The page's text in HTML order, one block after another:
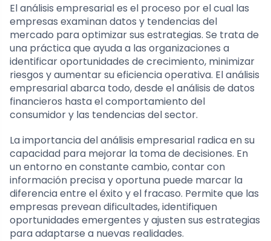
El análisis empresarial es el proceso por el cual las
empresas examinan datos y tendencias del
mercado para optimizar sus estrategias. Se trata de
una práctica que ayuda a las organizaciones a
identificar oportunidades de crecimiento, minimizar
riesgos y aumentar su eficiencia operativa. El análisis
empresarial abarca todo, desde el análisis de datos
financieros hasta el comportamiento del
consumidor y las tendencias del sector.
La importancia del análisis empresarial radica en su
capacidad para mejorar la toma de decisiones. En
un entorno en constante cambio, contar con
información precisa y oportuna puede marcar la
diferencia entre el éxito y el fracaso. Permite que las
empresas prevean dificultades, identifiquen
oportunidades emergentes y ajusten sus estrategias
para adaptarse a nuevas realidades.